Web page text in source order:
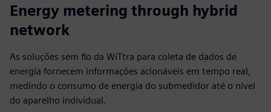
Energy metering through hybrid
network
As soluções sem fio da WiTtra para coleta de dados de
energia fornecem informações acionáveis em tempo real,
medindo o consumo de energia do submedidor até o nível
do aparelho individual.